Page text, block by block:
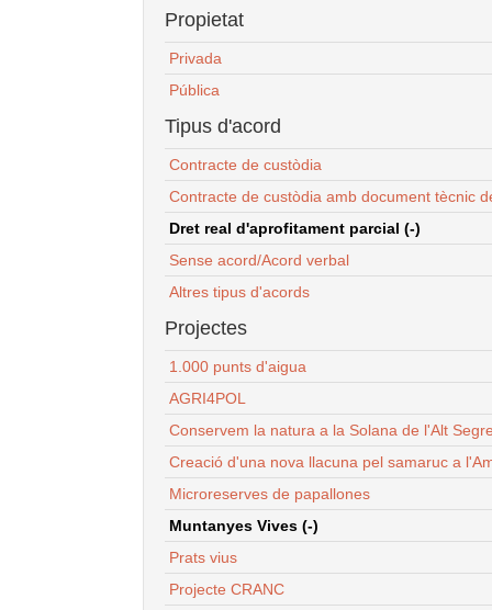
Propietat
Privada
Pública
Tipus d'acord
Contracte de custòdia
Contracte de custòdia amb document tècnic
Dret real d'aprofitament parcial (-)
Sense acord/Acord verbal
Altres tipus d'acords
Projectes
1.000 punts d'aigua
AGRI4POL
Conservem la natura a la Solana de l'Alt
Creació d'una nova llacuna pel samaruc a
Microreserves de papallones
Muntanyes Vives (-)
Prats vius
Projecte CRANC